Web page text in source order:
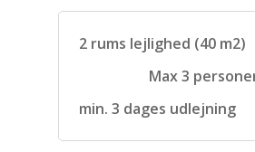
2 rums lejlighed (40 m2)
Max 3
min. 3 dages udlejning